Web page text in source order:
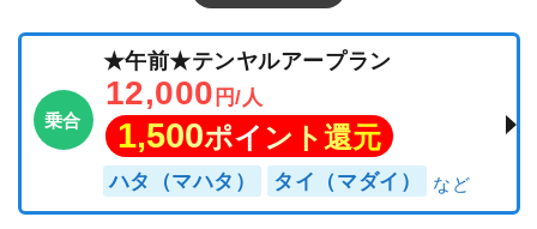
乗合
★午前★テンヤルアープラン
12,000 円/人
1,500ポイント還元
ハタ（マハタ） タイ（マダイ）